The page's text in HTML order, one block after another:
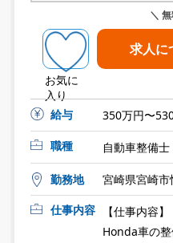
お気に
入り
＼
求人に
給与
350万円〜
職種
自動車整備士
勤務地
宮崎県宮崎
仕事内容
【仕事内容】
Honda車の